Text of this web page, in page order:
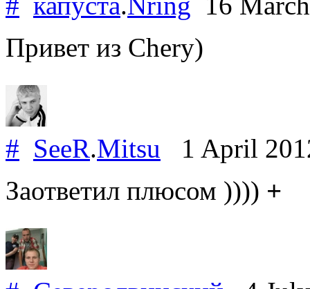
Привет из Chery)
# SeeR.Mitsu 1 April
Заответил плюсом )))) +